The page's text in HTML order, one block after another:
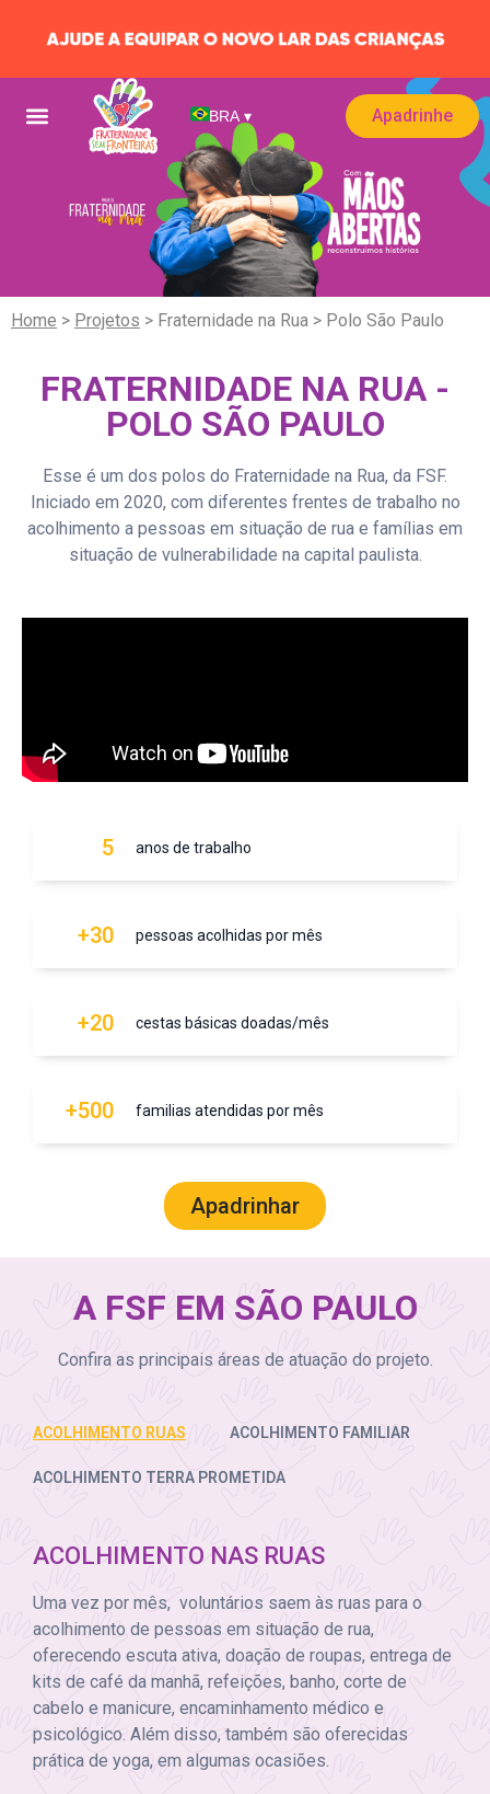
BRA ▾ Apadrinhe
Home > Projetos > Fraternidade na Rua > Polo São Paulo
FRATERNIDADE NA RUA -
POLO SÃO PAULO
Esse é um dos polos do Fraternidade na Rua, da FSF.
Iniciado em 2020, com diferentes frentes de trabalho no
acolhimento a pessoas em situação de rua e famílias em
situação de vulnerabilidade na capital paulista.
5 anos de trabalho
+30 pessoas acolhidas por mês
+20 cestas básicas doadas/mês
+500 familias atendidas por mês
Apadrinhar
A FSF EM SÃO PAULO
Confira as principais áreas de atuação do projeto.
ACOLHIMENTO RUAS ACOLHIMENTO FAMILIAR
ACOLHIMENTO TERRA PROMETIDA
ACOLHIMENTO NAS RUAS
Uma vez por mês, voluntários saem às ruas para o
acolhimento de pessoas em situação de rua,
oferecendo escuta ativa, doação de roupas, entrega de
kits de café da manhã, refeições, banho, corte de
cabelo e manicure, encaminhamento médico e
psicológico. Além disso, também são oferecidas
prática de yoga, em algumas ocasiões.